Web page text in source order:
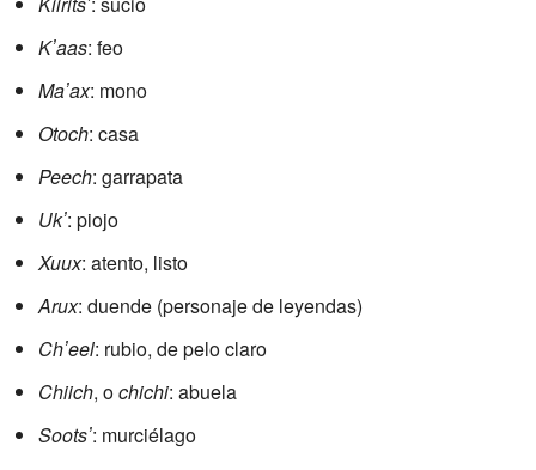
Kʼaas: feo
Maʼax: mono
Otoch: casa
Peech: garrapata
Ukʼ: piojo
Xuux: atento, listo
Arux: duende (personaje de leyendas)
Chʼeel: rubio, de pelo claro
Chiich, ochichi: abuela
Sootsʼ: murciélago